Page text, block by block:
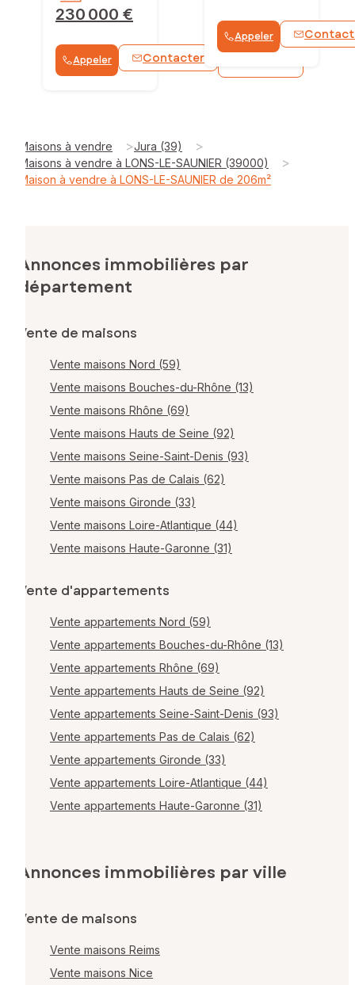
230 000 €
Appeler Contacter
Appeler
Maisons à vendre >Jura (39) >
Maisons à vendre à LONS-LE-SAUNIER (39000) >
Maison à vendre à LONS-LE-SAUNIER de 206m²
Annonces immobilières par
département
Vente de maisons
Vente maisons Nord (59)
Vente maisons Bouches-du-Rhône (13)
Vente maisons Rhône (69)
Vente maisons Hauts de Seine (92)
Vente maisons Seine-Saint-Denis (93)
Vente maisons Pas de Calais (62)
Vente maisons Gironde (33)
Vente maisons Loire-Atlantique (44)
Vente maisons Haute-Garonne (31)
Vente d'appartements
Vente appartements Nord (59)
Vente appartements Bouches-du-Rhône (13)
Vente appartements Rhône (69)
Vente appartements Hauts de Seine (92)
Vente appartements Seine-Saint-Denis (93)
Vente appartements Pas de Calais (62)
Vente appartements Gironde (33)
Vente appartements Loire-Atlantique (44)
Vente appartements Haute-Garonne (31)
Annonces immobilières par ville
Vente de maisons
Vente maisons Reims
Vente maisons Nice